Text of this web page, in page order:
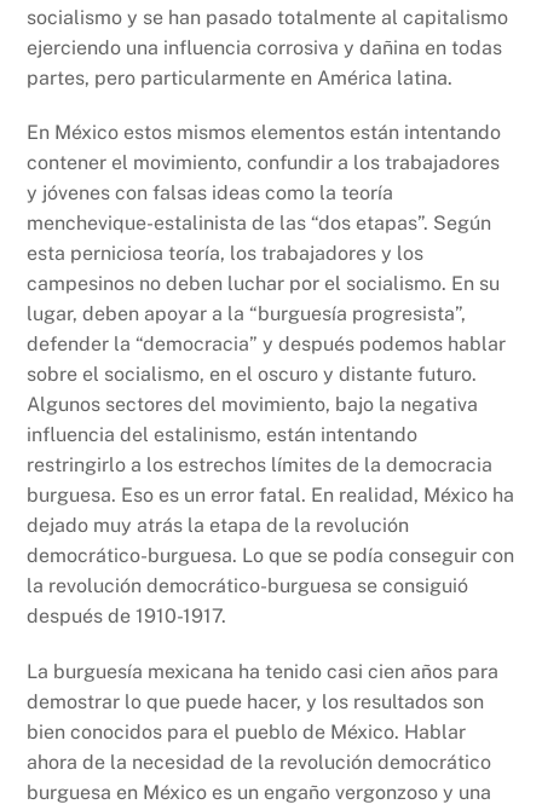
socialismo y se han pasado totalmente al capitalismo
ejerciendo una influencia corrosiva y dañina en todas
partes, pero particularmente en América latina.
En México estos mismos elementos están intentando
contener el movimiento, confundir a los trabajadores
y jóvenes con falsas ideas como la teoría
menchevique-estalinista de las “dos etapas”. Según
esta perniciosa teoría, los trabajadores y los
campesinos no deben luchar por el socialismo. En su
lugar, deben apoyar a la “burguesía progresista”,
defender la “democracia” y después podemos hablar
sobre el socialismo, en el oscuro y distante futuro.
Algunos sectores del movimiento, bajo la negativa
influencia del estalinismo, están intentando
restringirlo a los estrechos límites de la democracia
burguesa. Eso es un error fatal. En realidad, México ha
dejado muy atrás la etapa de la revolución
democrático-burguesa. Lo que se podía conseguir con
la revolución democrático-burguesa se consiguió
después de 1910-1917.
La burguesía mexicana ha tenido casi cien años para
demostrar lo que puede hacer, y los resultados son
bien conocidos para el pueblo de México. Hablar
ahora de la necesidad de la revolución democrático
burguesa en México es un engaño vergonzoso y una